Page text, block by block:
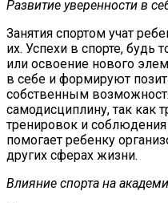
Развитие уверенности в
Занятия спортом учат
их. Успехи в спорте, будь
или освоение нового
в себе и формируют
собственным
самодисциплину, так как
тренировок и
помогает ребенку
других сферах жизни.
Влияние спорта на